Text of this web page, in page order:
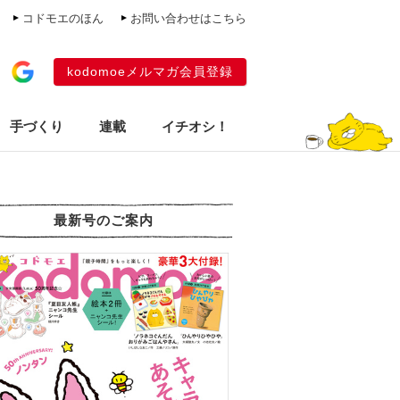
コドモエのほん お問い合わせはこちら
kodomoeメルマガ会員登録
手づくり 連載 イチオシ！
最新号のご案内